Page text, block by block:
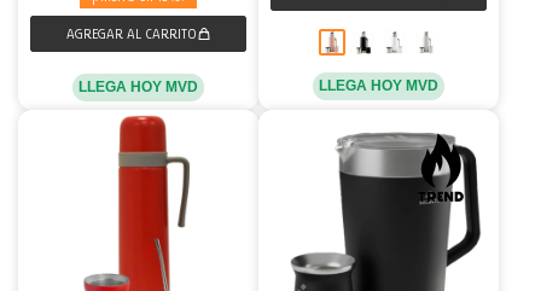
LLEGA HOY MVD LLEGA HOY MVD